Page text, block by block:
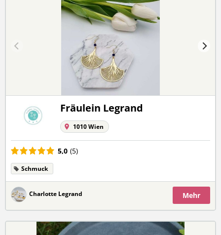
Fräulein Legrand
1010 Wien
5,0 (5)
Schmuck
Charlotte Legrand Mehr